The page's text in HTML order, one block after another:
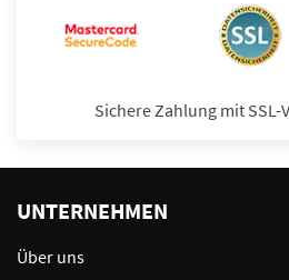
Sichere Zahlung mit
UNTERNEHMEN
Über uns